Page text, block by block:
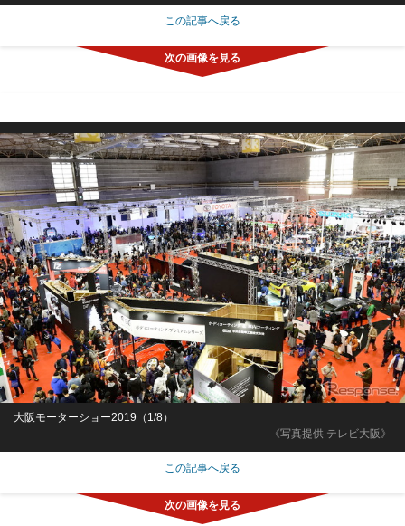
この記事へ戻る
《写真提供 テレビ大阪》
大阪モーターショー2019（1/8）
この記事へ戻る